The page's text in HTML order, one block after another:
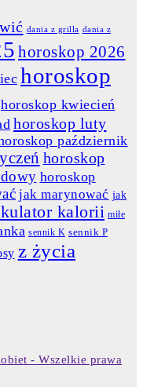
dania z grilla dania z
horoskop 2026
horoskop
horoskop kwiecień
horoskop luty
październik
horoskop
horoskop
jak marynować jak
kalorii miłe
sennik K sennik P
z życia
- Wszelkie prawa